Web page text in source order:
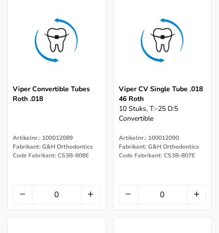
Viper Convertible Tubes
Roth .018
Artikelnr.: 100012089
Fabrikant: G&H Orthodontics
Code Fabrikant: CS3B-808E
Viper CV Single Tube .018
46 Roth
10 Stuks, T:-25 D:5
Convertible
Artikelnr.: 100012090
Fabrikant: G&H Orthodontics
Code Fabrikant: CS3B-807E